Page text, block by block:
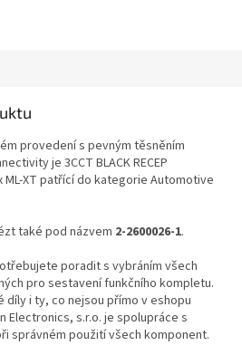
provedení s pevným těsněním
je 3CCT BLACK RECEP
ML-XT patřící do kategorie Automotive
také pod názvem 2-2600026-1.
poradit s vybráním všech
pro sestavení funkčního kompletu.
díly i ty, co nejsou přímo v eshopu
Electronics, s.r.o. je spolupráce s
správném použití všech komponent.